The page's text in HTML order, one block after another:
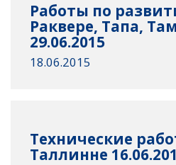
Работы по
Раквере, Тапа,
29.06.2015
18.06.2015
Технические
Таллинне